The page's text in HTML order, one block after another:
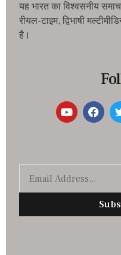
यह भारत का विश्वसनीय
रीयल-टाइम, द्विभाषी
है।